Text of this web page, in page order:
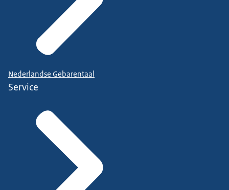
Nederlandse Gebarentaal
Service